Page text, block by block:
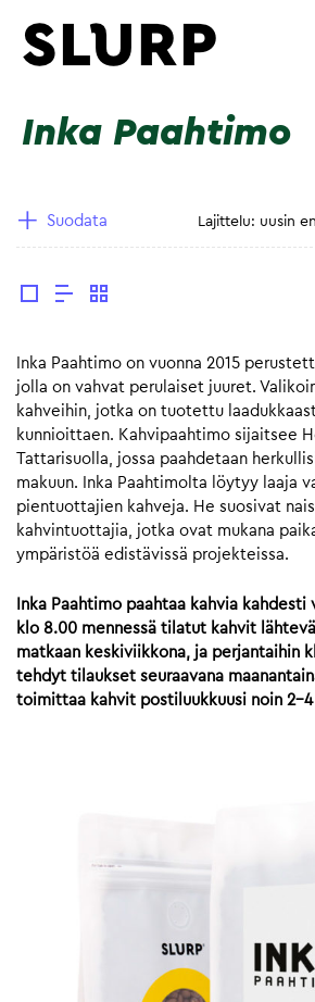
Inka Paahtimo
Suodata
Inka Paahtimo on vuonna 2015
jolla on vahvat perulaiset juuret.
kahveihin, jotka on tuotettu
kunnioittaen. Kahvipaahtimo sijaitsee
Tattarisuolla, jossa paahdetaan
makuun. Inka Paahtimolta löytyy laaja
pientuottajien kahveja. He suosivat
kahvintuottajia, jotka ovat mukana
ympäristöä edistävissä projekteissa.
Inka Paahtimo paahtaa kahvia kahdesti
klo 8.00 mennessä tilatut kahvit
matkaan keskiviikkona, ja perjantaihin
tehdyt tilaukset seuraavana
toimittaa kahvit postiluukkuusi noin 2-4